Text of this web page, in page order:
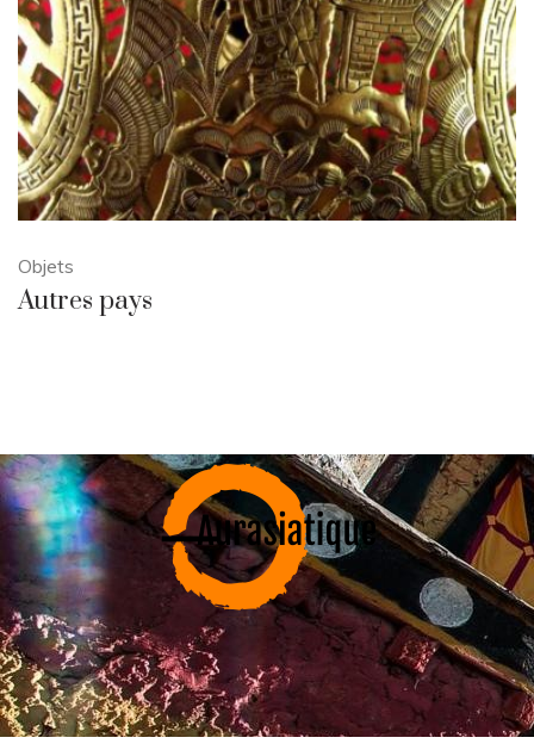
Objets
Autres pays